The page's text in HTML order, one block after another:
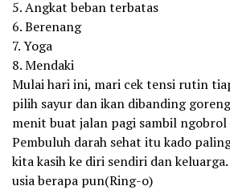
5. Angkat beban terbatas
6. Berenang
7. Yoga
8. Mendaki
Mulai hari ini, mari cek tensi rutin
pilih sayur dan ikan dibanding
menit buat jalan pagi sambil ngobrol
Pembuluh darah sehat itu kado
kita kasih ke diri sendiri dan
usia berapa pun(Ring-o)